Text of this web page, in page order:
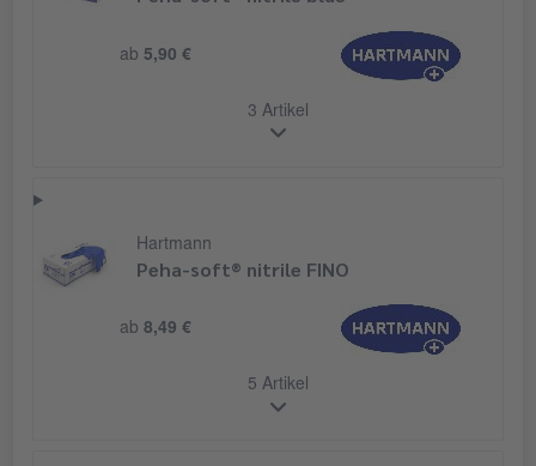
ab 5,90 €
3 Artikel
Hartmann
Peha-soft® nitrile FINO
ab 8,49 €
5 Artikel